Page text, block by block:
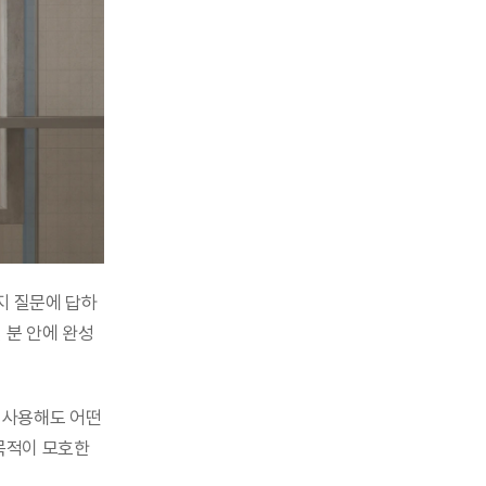
질문에 답하
안에 완성
용해도 어떤
적이 모호한